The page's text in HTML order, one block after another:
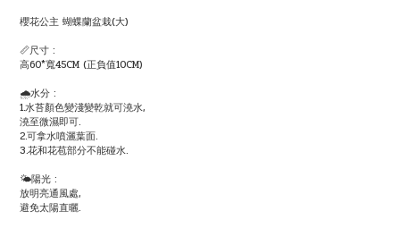
櫻花公主 蝴蝶蘭盆栽(大)
📏尺寸 :
高60*寬45CM (正負值10CM)
🌧水分 :
1.水苔顏色變淺變乾就可澆水,
澆至微濕即可.
2.可拿水噴灑葉面.
3.花和花苞部分不能碰水.
🌤陽光 :
放明亮通風處,
避免太陽直曬.